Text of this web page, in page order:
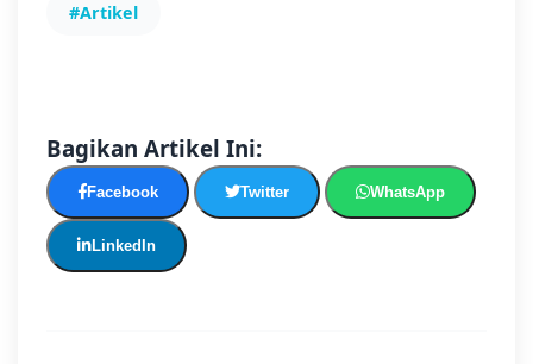
#Artikel
Bagikan Artikel Ini:
Facebook Twitter WhatsApp
LinkedIn